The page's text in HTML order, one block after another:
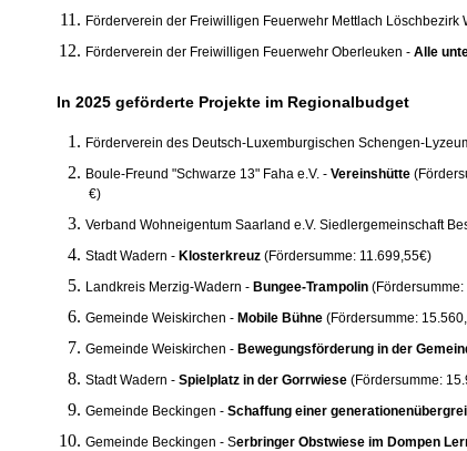
Förderverein der Freiwilligen Feuerwehr Mettlach Löschbezirk
Förderverein der Freiwilligen Feuerwehr Oberleuken - Alle
In 2025 geförderte Projekte im Regionalbudget
Förderverein des Deutsch-Luxemburgischen Schengen-
Boule-Freund "Schwarze 13" Faha e.V. - Vereinshütte
€)
Verband Wohneigentum Saarland e.V. Siedlergemeinschaft
Stadt Wadern - Klosterkreuz (Fördersumme: 11.699,55€)
Landkreis Merzig-Wadern - Bungee-Trampolin
Gemeinde Weiskirchen - Mobile Bühne (Fördersumme:
Gemeinde Weiskirchen - Bewegungsförderung in der
Stadt Wadern - Spielplatz in der Gorrwiese (Fördersumme:
Gemeinde Beckingen - Schaffung einer
Gemeinde Beckingen - Serbringer Obstwiese im Dompen